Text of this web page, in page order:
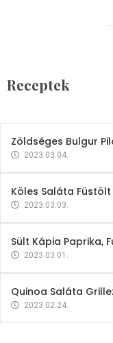
Receptek
2023.03.06.
Zöldséges Bulgur
2023.03.04.
Köles Saláta
2023.03.03.
Sült Kápia Paprika,
2023.03.01.
Quinoa Saláta
2023.02.24.
Gyógynövények